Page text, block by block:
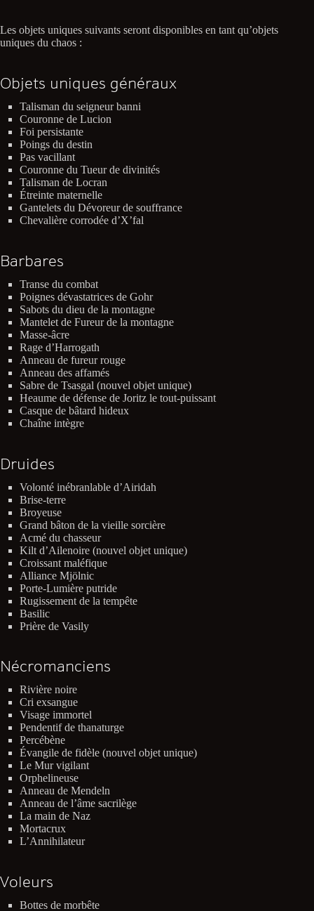
Les objets uniques suivants seront disponibles en tant qu’objets
uniques du chaos :
Objets uniques généraux
Talisman du seigneur banni
Couronne de Lucion
Foi persistante
Poings du destin
Pas vacillant
Couronne du Tueur de divinités
Talisman de Locran
Étreinte maternelle
Gantelets du Dévoreur de souffrance
Chevalière corrodée d’X’fal
Barbares
Transe du combat
Poignes dévastatrices de Gohr
Sabots du dieu de la montagne
Mantelet de Fureur de la montagne
Masse-âcre
Rage d’Harrogath
Anneau de fureur rouge
Anneau des affamés
Sabre de Tsasgal (nouvel objet unique)
Heaume de défense de Joritz le tout-puissant
Casque de bâtard hideux
Chaîne intègre
Druides
Volonté inébranlable d’Airidah
Brise-terre
Broyeuse
Grand bâton de la vieille sorcière
Acmé du chasseur
Kilt d’Ailenoire (nouvel objet unique)
Croissant maléfique
Alliance Mjölnic
Porte-Lumière putride
Rugissement de la tempête
Basilic
Prière de Vasily
Nécromanciens
Rivière noire
Cri exsangue
Visage immortel
Pendentif de thanaturge
Percébène
Évangile de fidèle (nouvel objet unique)
Le Mur vigilant
Orphelineuse
Anneau de Mendeln
Anneau de l’âme sacrilège
La main de Naz
Mortacrux
L’Annihilateur
Voleurs
Bottes de morbête